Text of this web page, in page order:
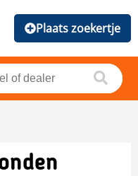
Plaats zoekertje